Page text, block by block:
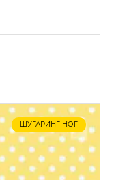
ШУГАРИНГ НОГ